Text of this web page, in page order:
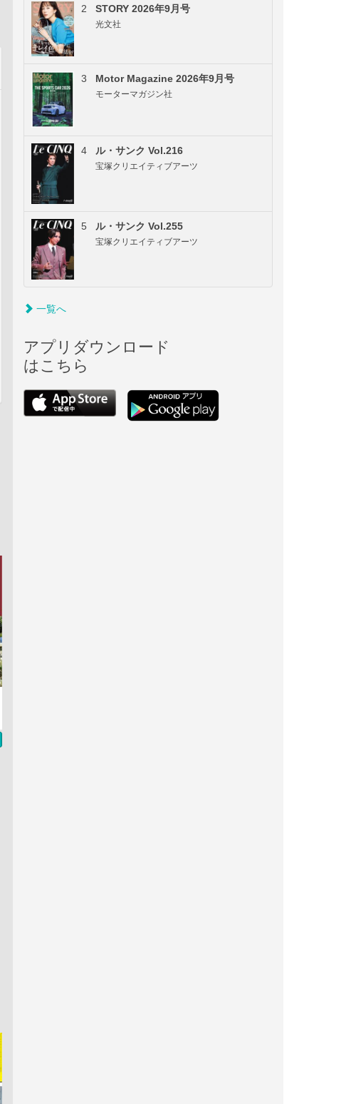
2 STORY 2026年9月号
光文社
3 Motor Magazine 2026年9月号
モーターマガジン社
4 ル・サンク Vol.216
宝塚クリエイティブアーツ
5 ル・サンク Vol.255
宝塚クリエイティブアーツ
一覧へ
アプリダウンロード
はこちら